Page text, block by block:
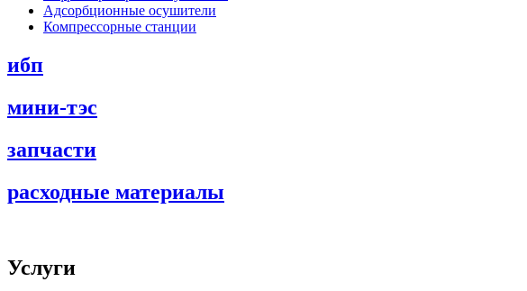
Адсорбционные осушители
Компрессорные станции
ибп
мини-тэс
запчасти
расходные материалы
Услуги